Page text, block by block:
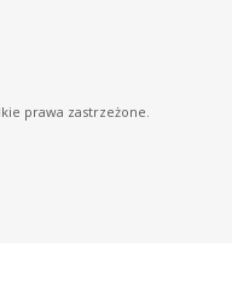
prawa zastrzeżone.